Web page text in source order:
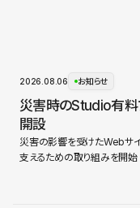
2026.08.06 お知らせ
災害時のStudio有料
開設
災害の影響を受けたWebサ
支えるための取り組みを開始